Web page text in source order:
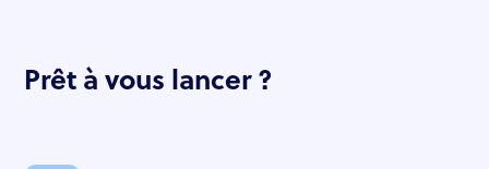
Prêt à vous lancer ?